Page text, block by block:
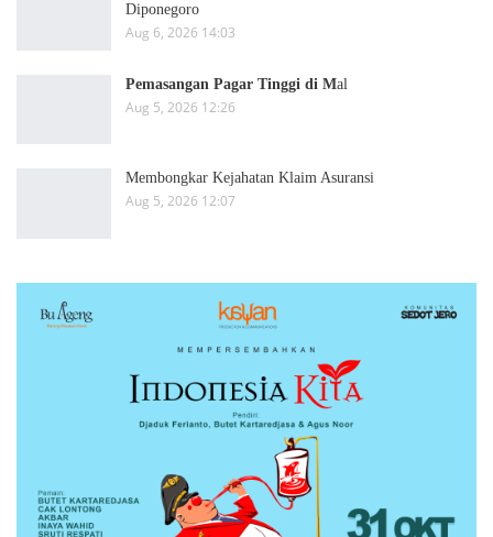
Diponegoro
Aug 6, 2026 14:03
Pemasangan Pagar Tinggi di Mal
Aug 5, 2026 12:26
Membongkar Kejahatan Klaim Asuransi
Aug 5, 2026 12:07